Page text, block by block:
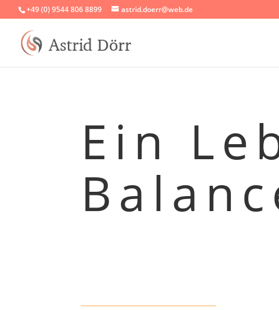
+49 (0) 9544 806 8899 astrid.doerr@web.de
Ein